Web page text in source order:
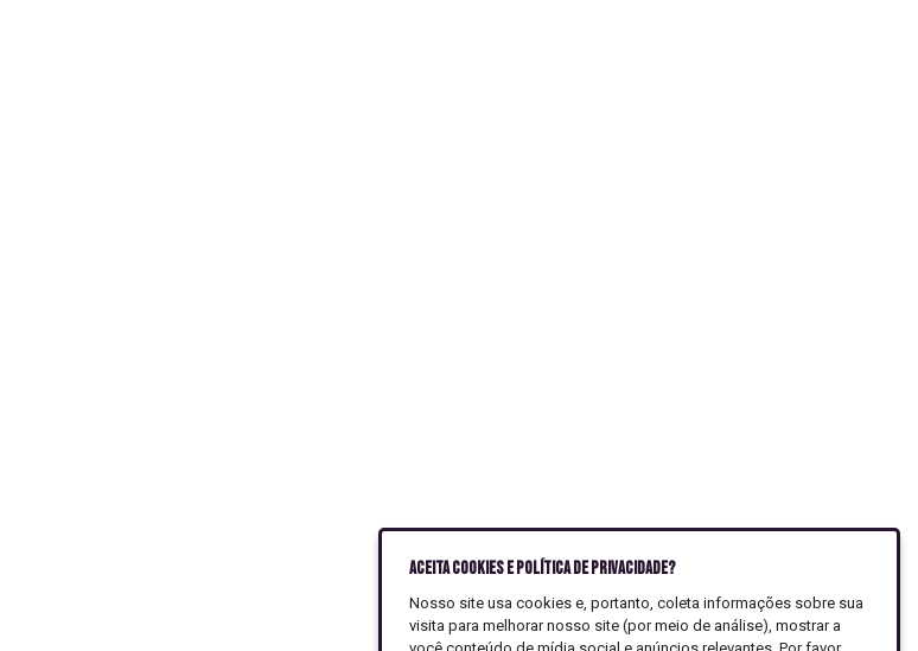
Aceita Cookies e Política de Privacidade?
Nosso site usa cookies e, portanto, coleta informações sobre sua
visita para melhorar nosso site (por meio de análise), mostrar a